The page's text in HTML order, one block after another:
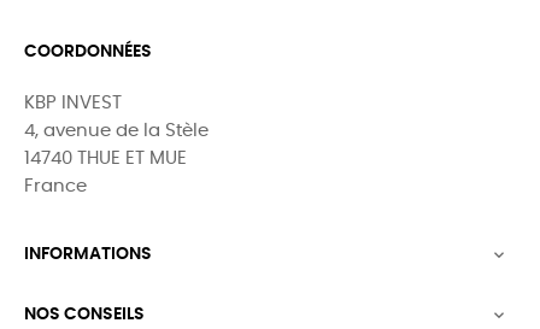
COORDONNÉES
KBP INVEST
4, avenue de la Stèle
14740 THUE ET MUE
France
INFORMATIONS 
NOS CONSEILS 